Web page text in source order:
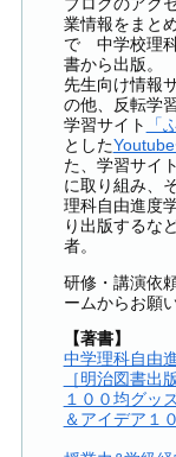
ブログのアク
業情報をまと
で 中学校理科
書から出版。
先生向け情報
の他、反転学
学習サイト
「
とした
た、学習サイ
に取り組み、
理科自由進度
り出版するな
者。
研修・講演依
ームからお願
【著書】
中学理科自由
［明治図書出版
１００均グッ
＆アイデア１